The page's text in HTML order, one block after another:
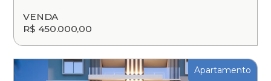
VENDA
R$ 450.000,00
Apartamento